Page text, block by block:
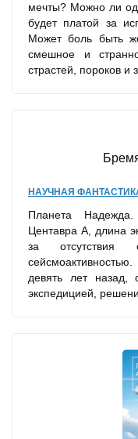
мечты? Можно ли
будет платой за
Может боль быть
смешное и
страстей, пороков и
НАУЧНАЯ
Планета
Центавра А, длина
за отсутствия
девять лет назад,
экспедицией,